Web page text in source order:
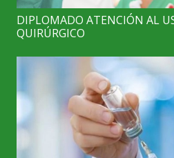
DIPLOMADO ATENCIÓN AL
QUIRÚRGICO